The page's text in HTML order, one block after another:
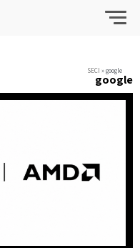
SECI »google
google